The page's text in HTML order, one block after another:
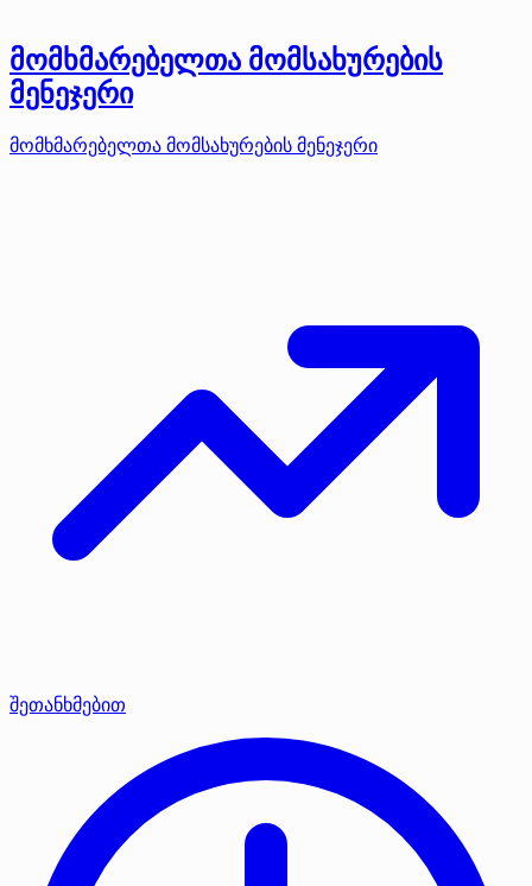
მომხმარებელთა მომსახურების
მენეჯერი
მომხმარებელთა მომსახურების მენეჯერი
შეთანხმებით